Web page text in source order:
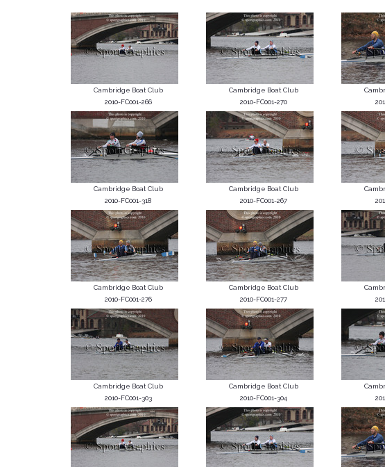
Cambridge Boat Club
2010-FC001-266
Cambridge Boat Club
2010-FC001-270
Cambridge Boat Club
2010-FC001-318
Cambridge Boat Club
2010-FC001-267
Cambridge Boat Club
2010-FC001-276
Cambridge Boat Club
2010-FC001-277
Cambridge Boat Club
2010-FC001-303
Cambridge Boat Club
2010-FC001-304